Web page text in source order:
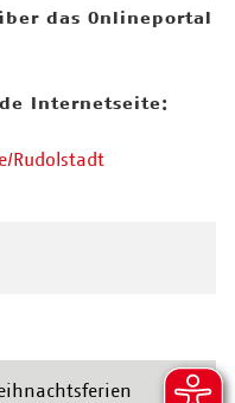
das Onlineportal
Internetseite:
Rudolstadt